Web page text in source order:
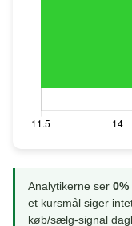
Analytikerne ser
et kursmål siger
køb/sælg-signal